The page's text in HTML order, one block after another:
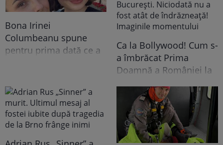
Bona Irinei
Columbeanu spune
pentru prima dată ce a
niciodată la TV: ”Eu am
cunoscut o altă latură a
relației lor. În casă era o
atmosferă..."
Ca la Bollywood! Cum s-
a îmbrăcat Prima
Doamnă a României la
Indiei la București.
Niciodată nu a fost atât
de îndrăzneață!
Imaginile momentului